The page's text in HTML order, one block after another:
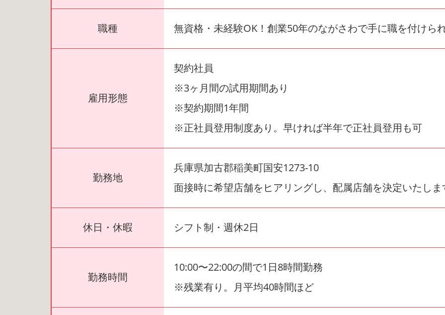
職種 無資格・未経験OK！創業50年のながさわで手に職を付けら
雇用形態
契約社員
※3ヶ月間の試用期間あり
※契約期間1年間
※正社員登用制度あり。早ければ半年で正社員登用も可
勤務地
兵庫県加古郡稲美町国安1273-10
面接時に希望店舗をヒアリングし、配属店舗を決定いたしま
休日・休暇 シフト制・週休2日
勤務時間
10:00〜22:00の間で1日8時間勤務
※残業有り。月平均40時間ほど